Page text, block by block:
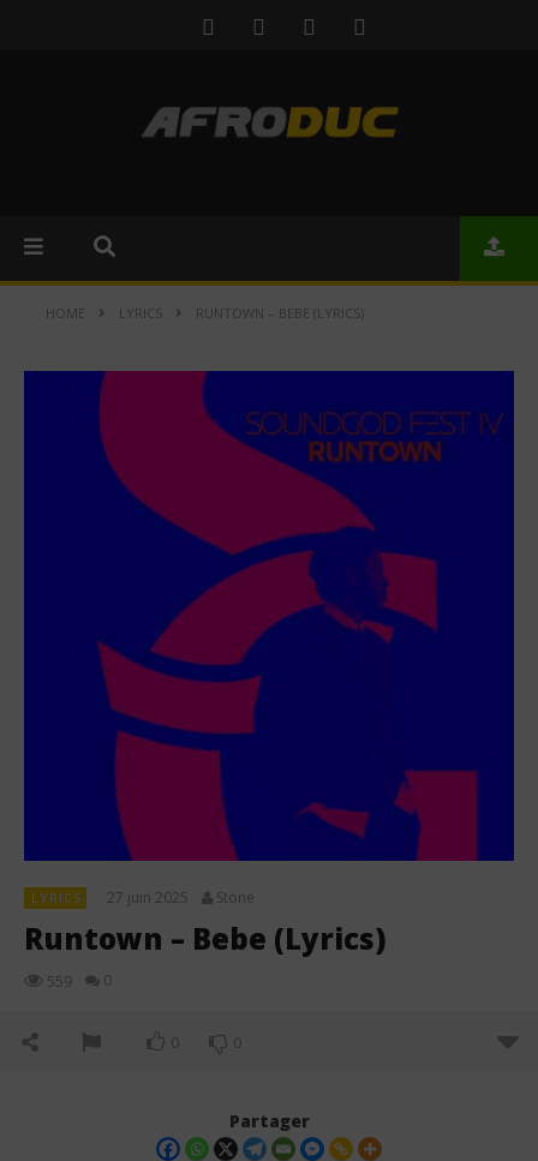
HOME LYRICS RUNTOWN – BEBE (LYRICS)
LYRICS 27 juin 2025 Stone
Runtown – Bebe (Lyrics)
559 0
0 0
Partager